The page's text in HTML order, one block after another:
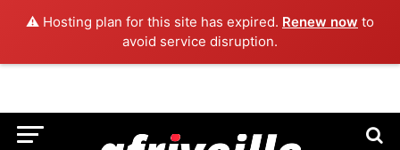
⚠️ Hosting plan for this site has expired. Renew now to
avoid service disruption.